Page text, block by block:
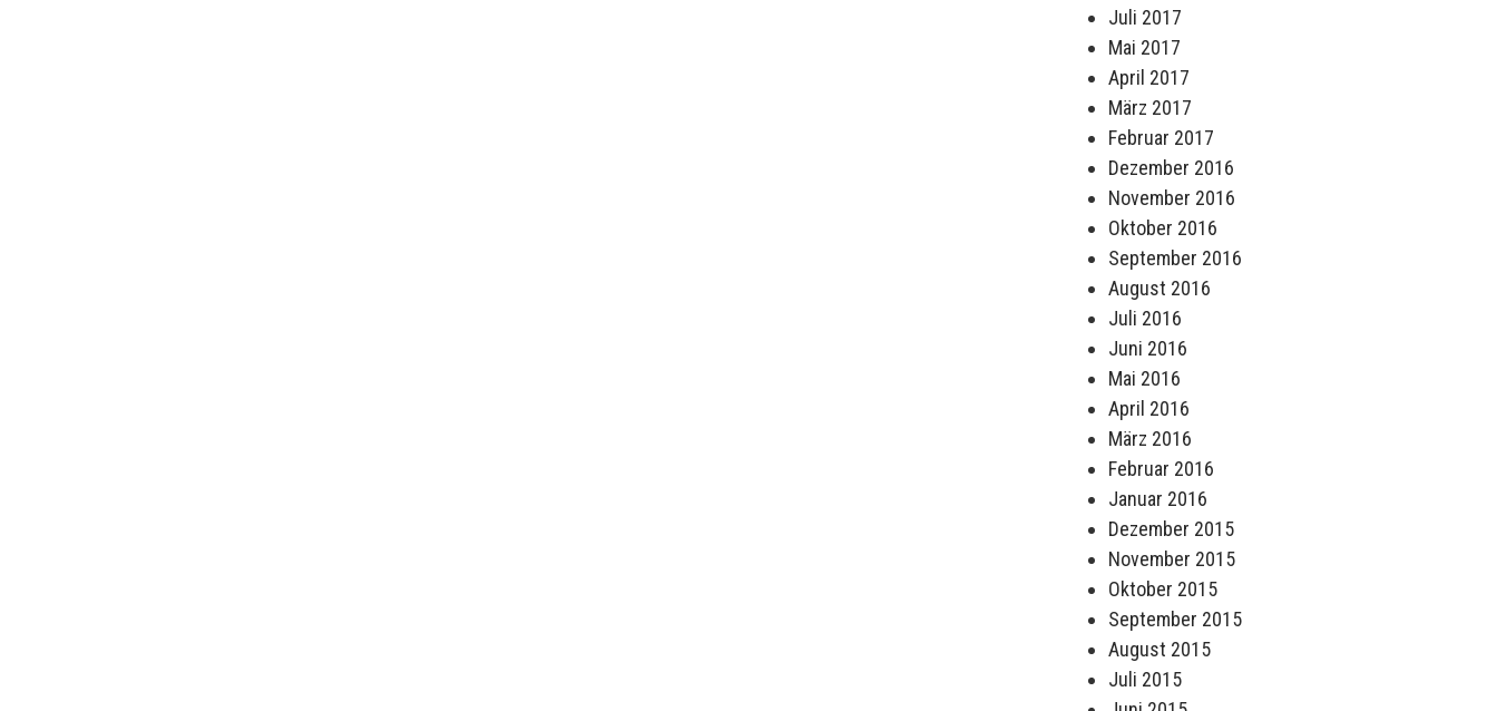
Juli 2017
Mai 2017
April 2017
März 2017
Februar 2017
Dezember 2016
November 2016
Oktober 2016
September 2016
August 2016
Juli 2016
Juni 2016
Mai 2016
April 2016
März 2016
Februar 2016
Januar 2016
Dezember 2015
November 2015
Oktober 2015
September 2015
August 2015
Juli 2015